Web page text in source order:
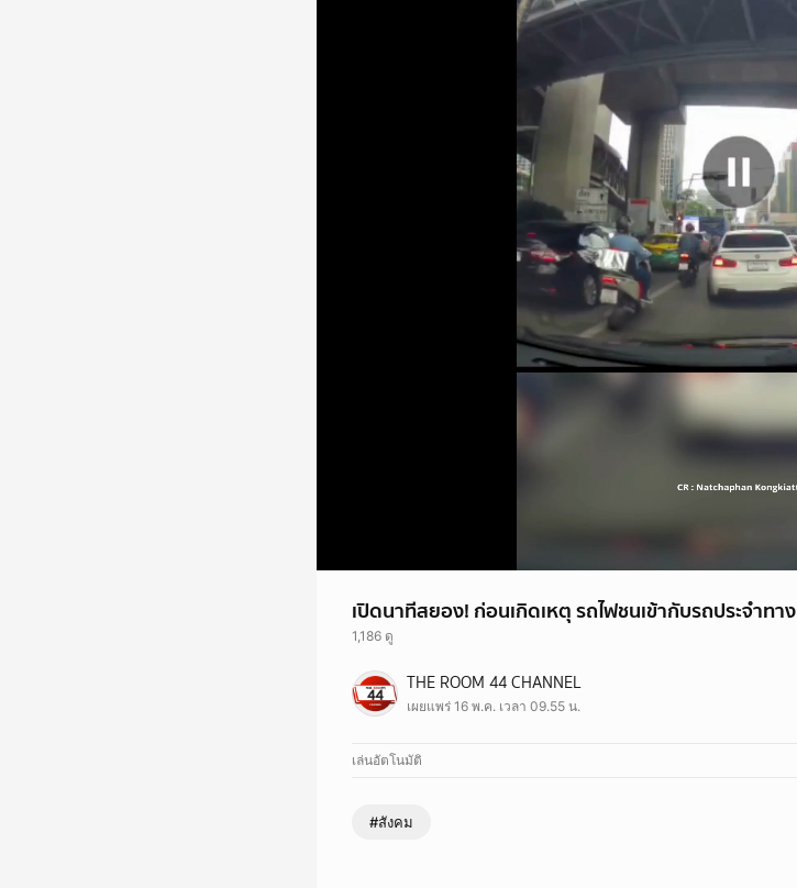
เปิดนาทีสยอง! ก่อนเกิดเหตุ รถไฟชนเข้ากับรถประจำทาง
1,186 ดู
เปิดนาทีสยอง! ก่อนเกิดเหตุ รถไฟชนเข้ากับรถประจำทาง
#รถไฟ #ไฟไหม้ #ข่าววันนี้ #theroom44
THE ROOM 44 CHANNEL
เผยแพร่ 16 พ.ค. เวลา 09.55 น.
เล่นอัตโนมัติ
#สังคม